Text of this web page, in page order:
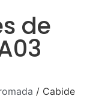
de
/ Cabide